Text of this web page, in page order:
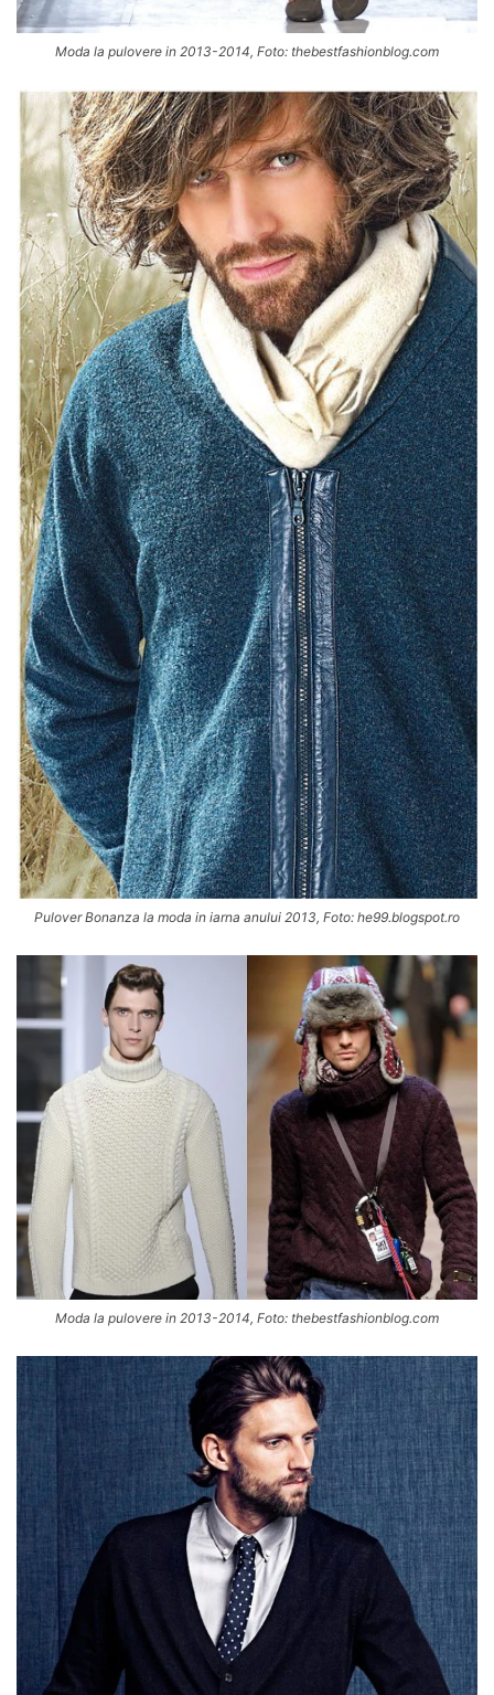
Moda la pulovere in 2013-2014, Foto: thebestfashionblog.com
Pulover Bonanza la moda in iarna anului 2013, Foto: he99.blogspot.ro
Moda la pulovere in 2013-2014, Foto: thebestfashionblog.com